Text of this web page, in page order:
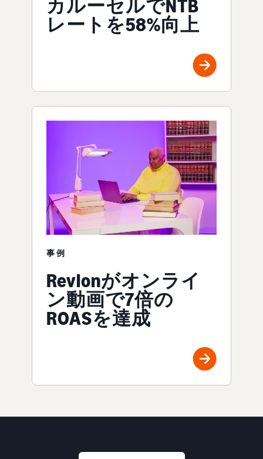
カルーセルでNTB
レートを58%向上
事例
Revlonがオンライ
ン動画で7倍の
ROASを達成